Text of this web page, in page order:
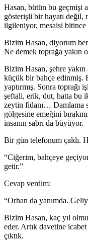
Hasan, bütün bu geçmişi
gösterişli bir hayatı değil,
ilgileniyor, mesaisi bitince
Bizim Hasan, diyorum
Ne demek toprağa yakın
Bizim Hasan, şehre
küçük bir bahçe edinmiş.
yaptırmış. Sonra toprağı
şeftali, erik, dut, hatta bu
zeytin fidanı… Damlama
gölgesine emeğini
insanın sabrı da büyüyor.
Bir gün telefonum çaldı.
“Ciğerim, bahçeye
getir.”
Cevap verdim:
“Orhan da yanımda.
Bizim Hasan, kaç yıl
eder. Artık davetine
çıktık.